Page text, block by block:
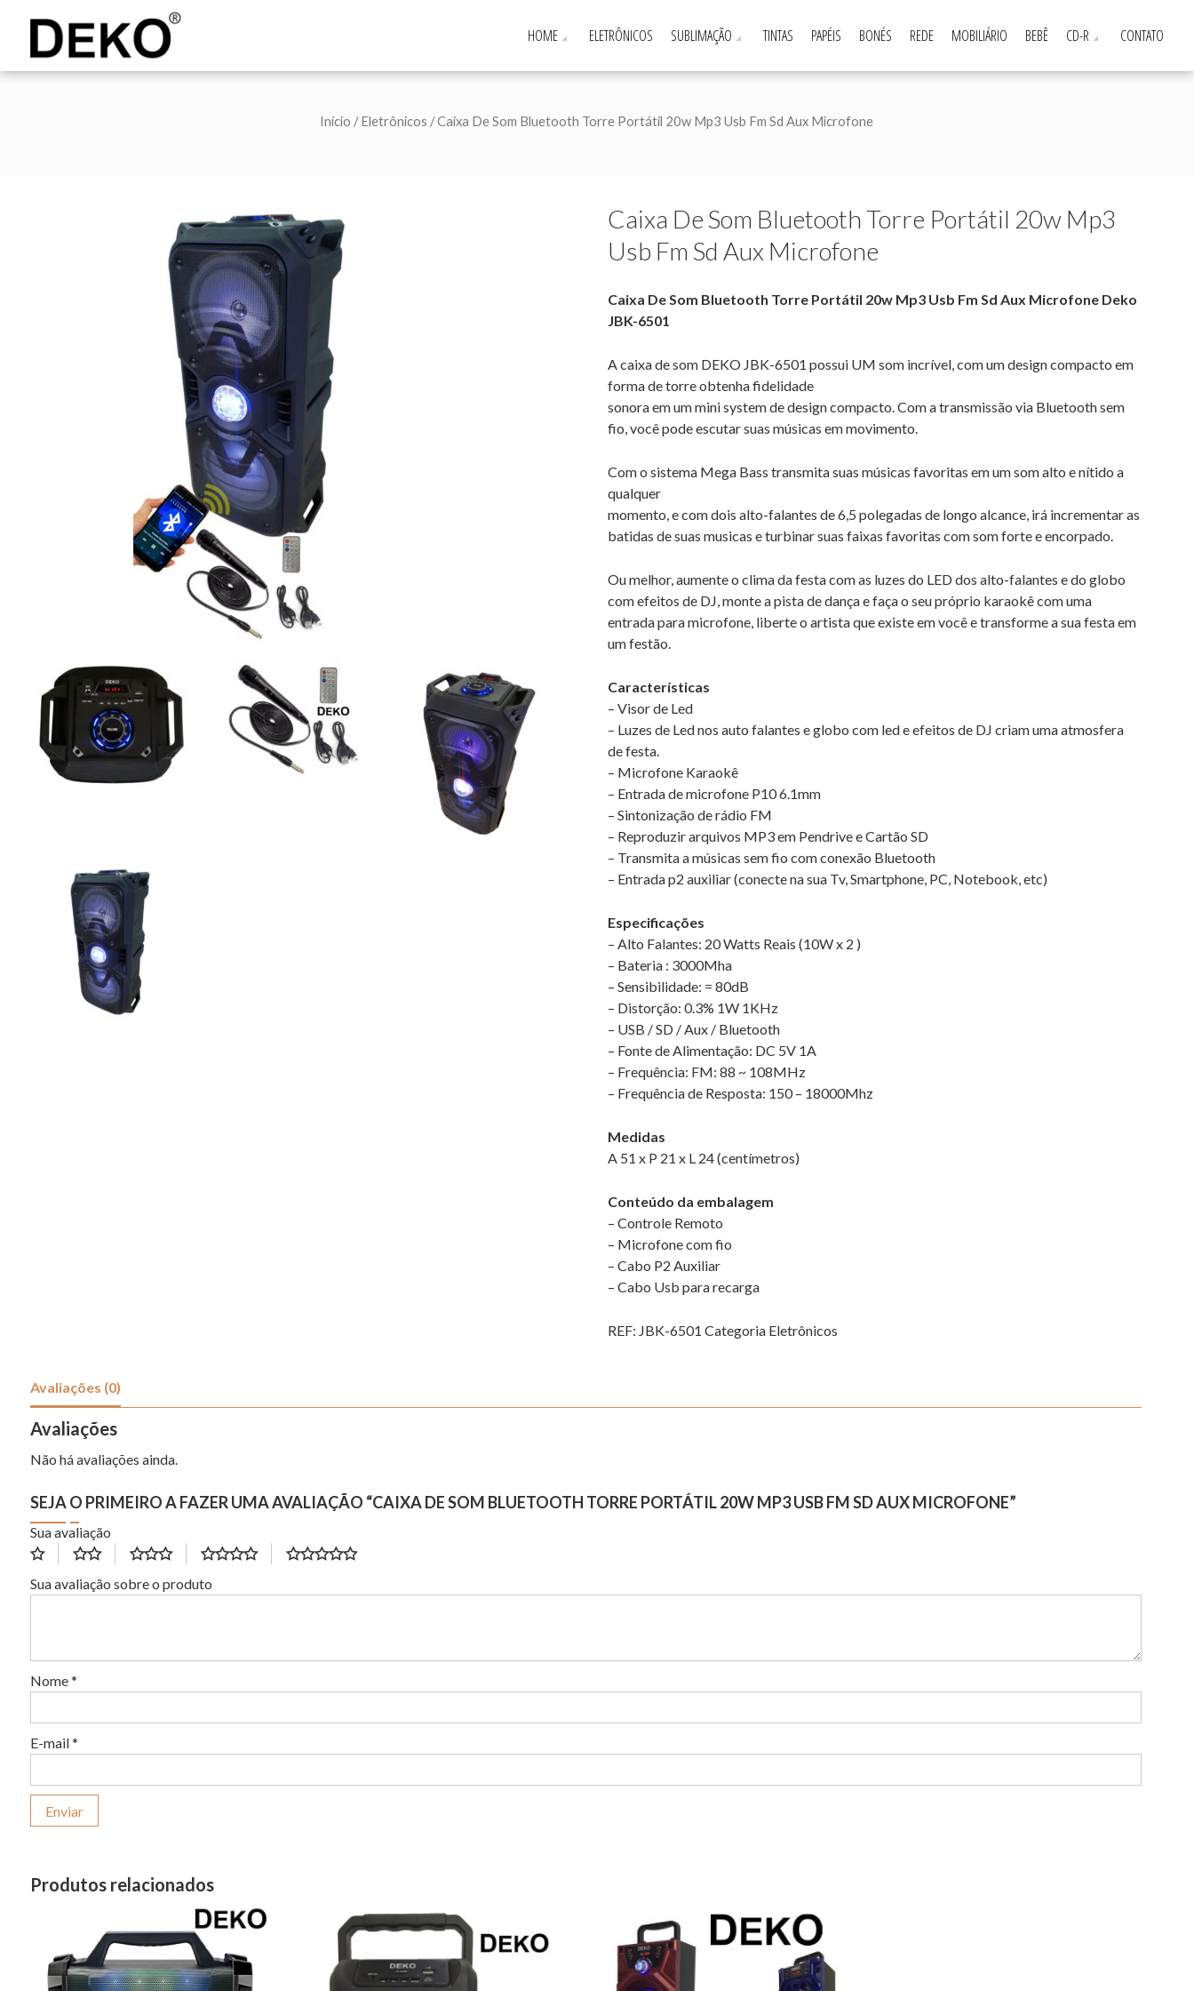
HOME ELETRÔNICOS SUBLIMAÇÃO TINTAS PAPÉIS BONÉS REDE MOBILIÁRIO BEBÊ CD-R CONTATO
Início /Eletrônicos / Caixa De Som Bluetooth Torre Portátil 20w Mp3 Usb Fm Sd Aux Microfone
Caixa De Som Bluetooth Torre Portátil 20w Mp3
Usb Fm Sd Aux Microfone
Caixa De Som Bluetooth Torre Portátil 20w Mp3 Usb Fm Sd Aux Microfone Deko
JBK-6501
A caixa de som DEKO JBK-6501 possui UM som incrível, com um design compacto em
forma de torre obtenha fidelidade
sonora em um mini system de design compacto. Com a transmissão via Bluetooth sem
fio, você pode escutar suas músicas em movimento.
Com o sistema Mega Bass transmita suas músicas favoritas em um som alto e nítido a
qualquer
momento, e com dois alto-falantes de 6,5 polegadas de longo alcance, irá incrementar as
batidas de suas musicas e turbinar suas faixas favoritas com som forte e encorpado.
Ou melhor, aumente o clima da festa com as luzes do LED dos alto-falantes e do globo
com efeitos de DJ, monte a pista de dança e faça o seu próprio karaokê com uma
entrada para microfone, liberte o artista que existe em você e transforme a sua festa em
um festão.
Características
– Visor de Led
– Luzes de Led nos auto falantes e globo com led e efeitos de DJ criam uma atmosfera
de festa.
– Microfone Karaokê
– Entrada de microfone P10 6.1mm
– Sintonização de rádio FM
– Reproduzir arquivos MP3 em Pendrive e Cartão SD
– Transmita a músicas sem fio com conexão Bluetooth
– Entrada p2 auxiliar (conecte na sua Tv, Smartphone, PC, Notebook, etc)
Especificações
– Alto Falantes: 20 Watts Reais (10W x 2 )
– Bateria : 3000Mha
– Sensibilidade: = 80dB
– Distorção: 0.3% 1W 1KHz
– USB / SD / Aux / Bluetooth
– Fonte de Alimentação: DC 5V 1A
– Frequência: FM: 88 ~ 108MHz
– Frequência de Resposta: 150 – 18000Mhz
Medidas
A 51 x P 21 x L 24 (centímetros)
Conteúdo da embalagem
– Controle Remoto
– Microfone com fio
– Cabo P2 Auxiliar
– Cabo Usb para recarga
REF: JBK-6501 Categoria Eletrônicos
Avaliações (0)
Avaliações
Não há avaliações ainda.
SEJA O PRIMEIRO A FAZER UMA AVALIAÇÃO “CAIXA DE SOM BLUETOOTH TORRE PORTÁTIL 20W MP3 USB FM SD AUX MICROFONE”
Sua avaliação
Sua avaliação sobre o produto
Nome*
E-mail*
Produtos relacionados